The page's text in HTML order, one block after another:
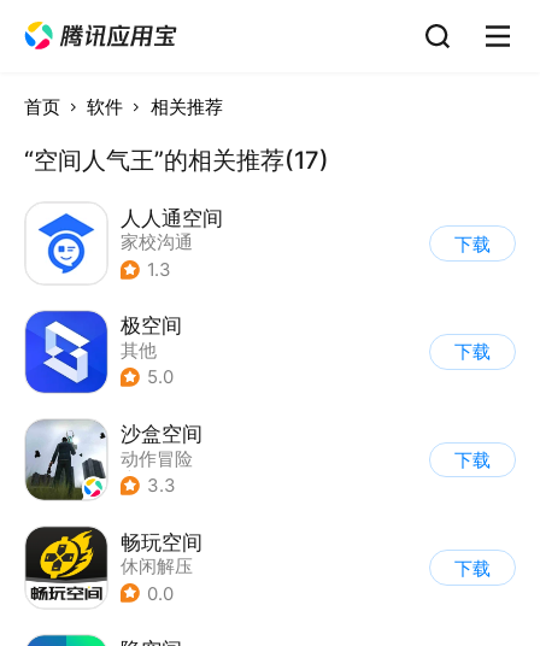
首页 软件 相关推荐
“空间人气王”的相关推荐(17)
人人通空间
家校沟通
1.3
下载
极空间
其他
5.0
下载
沙盒空间
动作冒险
| 第一人称射击
3.3
下载
畅玩空间
休闲解压
0.0
下载